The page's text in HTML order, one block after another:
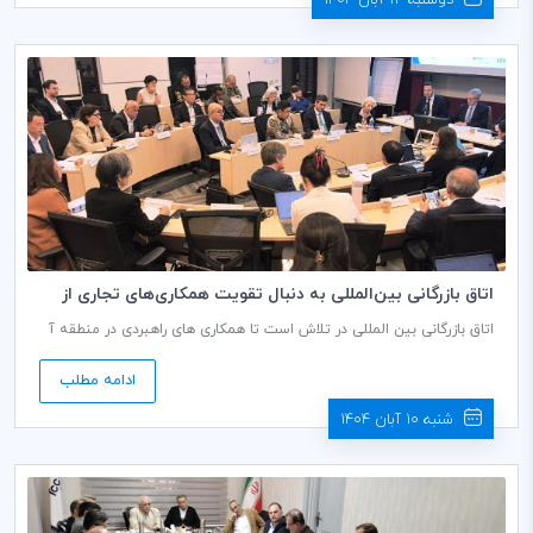
اتاق بازرگانی بین‌المللی به دنبال تقویت همکاری‌های تجاری از
طریق تعامل با آسه‌آن
اتاق بازرگانی بین المللی در تلاش است تا همکاری های راهبردی در منطقه آ
ادامه مطلب
شنبه 10 آبان 1404